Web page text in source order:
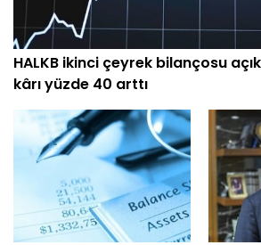
HALKB ikinci çeyrek bilançosu
kârı yüzde 40 arttı